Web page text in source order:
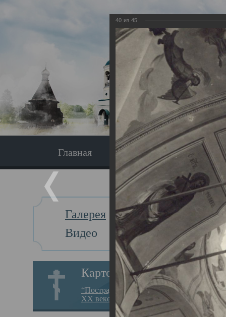
Главная Экскурсия
Галерея
Видео
Картотека
“Пострадавшие за веру в
XX веке на Севере”
Главная
40 из 45